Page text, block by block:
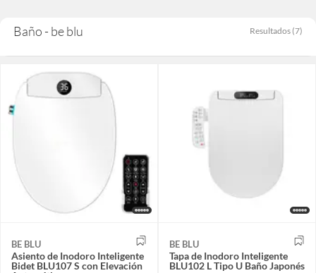
Baño - be blu Resultados (7)
BE BLU
Asiento de Inodoro Inteligente
Bidet BLU107 S con Elevación
BE BLU
Tapa de Inodoro Inteligente
BLU102 L Tipo U Baño Japonés